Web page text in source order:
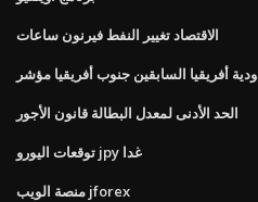
الاقتصاد تغيير النفط فيرنون ساعات
أفريقيا السابقين جنوب أفريقيا مؤشر
الحد الأدنى لمعدل البطالة قانون الأجور
توقعات اليورو jpy غدا
منصة الويب jforex